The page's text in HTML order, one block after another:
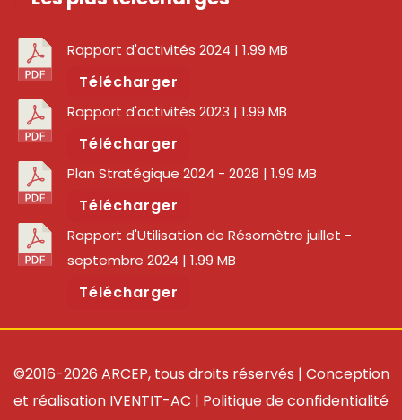
Rapport d'activités 2024 | 1.99 MB
Télécharger
Rapport d'activités 2023 | 1.99 MB
Télécharger
Plan Stratégique 2024 - 2028 | 1.99 MB
Télécharger
Rapport d'Utilisation de Résomètre juillet -
septembre 2024 | 1.99 MB
Télécharger
©2016-2026 ARCEP, tous droits réservés | Conception
et réalisation IVENTIT-AC | Politique de confidentialité